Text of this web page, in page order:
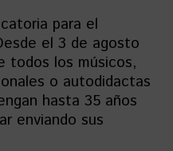
para el
el 3 de agosto
todos los músicos,
o autodidactas
hasta 35 años
enviando sus